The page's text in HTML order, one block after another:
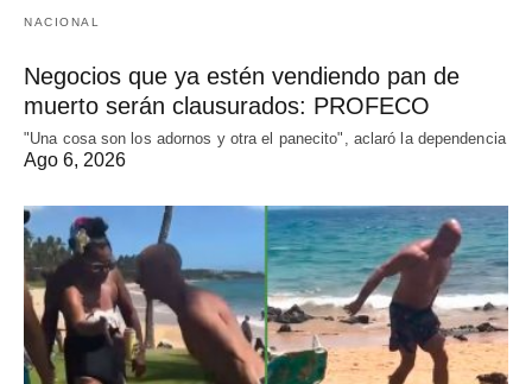
NACIONAL
Negocios que ya estén vendiendo pan de
muerto serán clausurados: PROFECO
"Una cosa son los adornos y otra el panecito", aclaró la dependencia
Ago 6, 2026